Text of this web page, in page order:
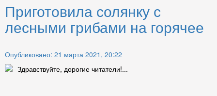
Приготовила солянку с
лесными грибами на горячее
Опубликовано: 21 марта 2021, 20:22
Здравствуйте, дорогие читатели!...